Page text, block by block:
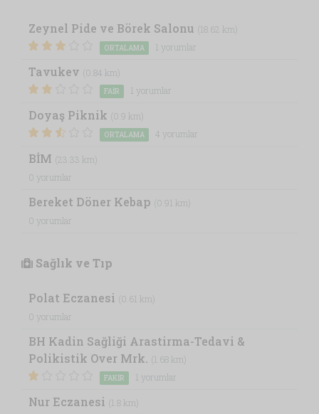
Zeynel Pide ve Börek Salonu (18.62 km)
ORTALAMA 1 yorumlar
Tavukev (0.84 km)
FAIR 1 yorumlar
Doyaş Piknik (0.9 km)
ORTALAMA 4 yorumlar
BİM (23.33 km)
0 yorumlar
Bereket Döner Kebap (0.91 km)
0 yorumlar
Sağlık ve Tıp
Polat Eczanesi (0.61 km)
0 yorumlar
BH Kadin Sağliği Arastirma-Tedavi &
Polikistik Over Mrk. (1.68 km)
FAKIR 1 yorumlar
Nur Eczanesi (1.8 km)